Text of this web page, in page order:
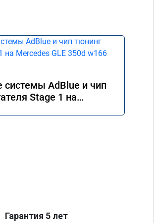
системы AdBlue и чип
Stage 1 на
Гарантия 5 лет